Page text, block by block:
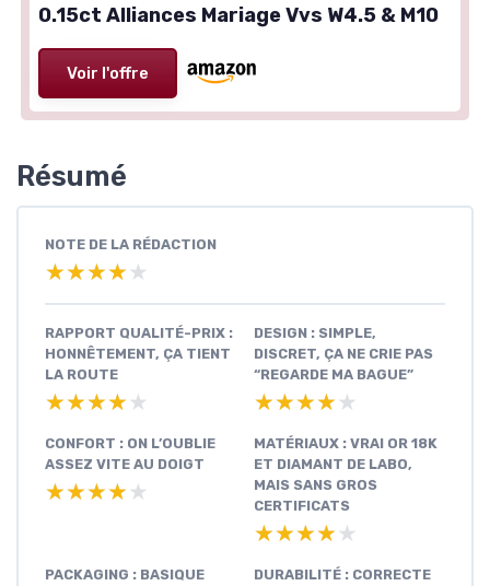
0.15ct Alliances Mariage Vvs W4.5 & M10
Voir l'offre
Résumé
NOTE DE LA RÉDACTION
★★★★★
★★★★★
RAPPORT QUALITÉ-PRIX :
HONNÊTEMENT, ÇA TIENT
LA ROUTE
★★★★★
★★★★★
DESIGN : SIMPLE,
DISCRET, ÇA NE CRIE PAS
“REGARDE MA BAGUE”
★★★★★
★★★★★
CONFORT : ON L’OUBLIE
ASSEZ VITE AU DOIGT
★★★★★
★★★★★
MATÉRIAUX : VRAI OR 18K
ET DIAMANT DE LABO,
MAIS SANS GROS
CERTIFICATS
★★★★★
★★★★★
PACKAGING : BASIQUE
DURABILITÉ : CORRECTE